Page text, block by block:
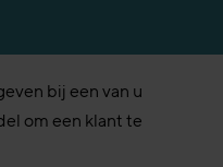
bij een van u
om een klant te